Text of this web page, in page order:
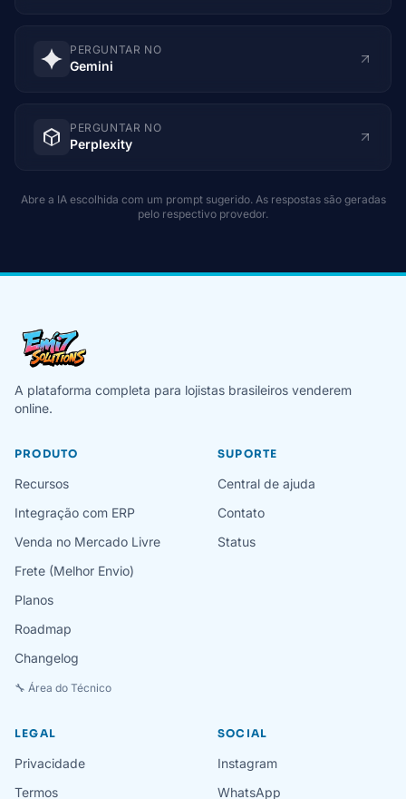
PERGUNTAR NO
Gemini
PERGUNTAR NO
Perplexity
Abre a IA escolhida com um prompt sugerido. As respostas são geradas
pelo respectivo provedor.
A plataforma completa para lojistas brasileiros venderem
online.
PRODUTO
Recursos
Integração com ERP
Venda no Mercado Livre
Frete (Melhor Envio)
Planos
Roadmap
Changelog
🔧 Área do Técnico
SUPORTE
Central de ajuda
Contato
Status
LEGAL
Privacidade
Termos
SOCIAL
Instagram
WhatsApp